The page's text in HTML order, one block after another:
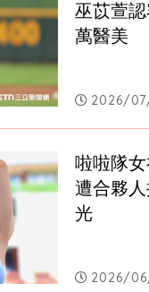
巫苡萱
萬醫美
2026/07/
啦啦隊
遭合夥
光
2026/